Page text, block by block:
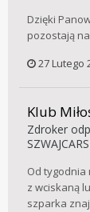
Dzięki
pozostają
27 Lutego
Klub
Zdroker
Od tygodnia
z wciskaną
szparka